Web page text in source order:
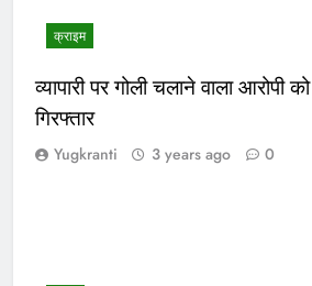
क्राइम
व्यापारी पर गोली चलाने वाला आरोपी
गिरफ्तार
Yugkranti 3 years ago 0